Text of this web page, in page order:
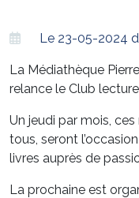
Le 23-05-2024
La Médiathèque
relance le Club
Un jeudi par mois,
tous, seront
livres auprès de
La prochaine est